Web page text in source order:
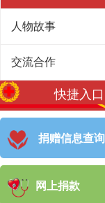
人物故事
交流合作
快捷入口
捐赠信息查询
网上捐款